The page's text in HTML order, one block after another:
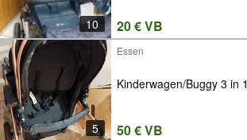
10 20 € VB
5
Essen
Kinderwagen/Buggy 3 in 1
50 € VB